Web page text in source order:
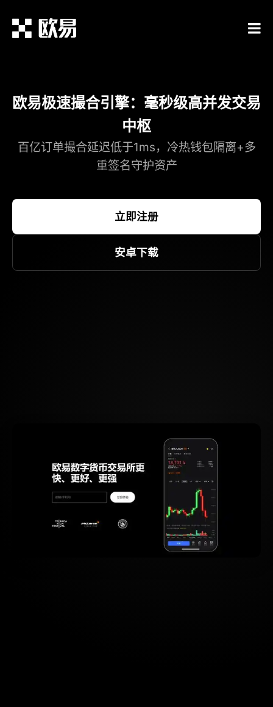
欧易极速撮合引擎：毫秒级高并发交易
中枢
百亿订单撮合延迟低于1ms，冷热钱包隔离+多
重签名守护资产
立即注册
安卓下载